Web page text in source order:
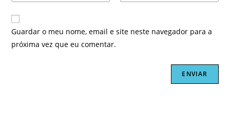
Guardar o meu nome, email e site neste navegador para a
próxima vez que eu comentar.